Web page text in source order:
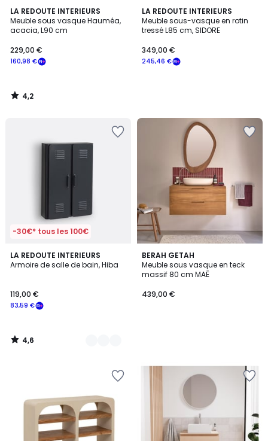
LA REDOUTE INTERIEURS
Meuble sous vasque Hauméa,
acacia, L90 cm
160,98 €
229,00 €
4,2
/ 5
4,2
/
LA REDOUTE INTERIEURS
Meuble sous-vasque en rotin
tressé L85 cm, SIDORE
245,46 €
349,00 €
-30€* tous les 100€
LA REDOUTE INTERIEURS
Armoire de salle de bain, Hiba
83,59 €
119,00 €
4,6
/ 5
3
Couleurs
4,6
/
BERAH GETAH
Meuble sous vasque en teck
massif 80 cm MAË
439,00 €